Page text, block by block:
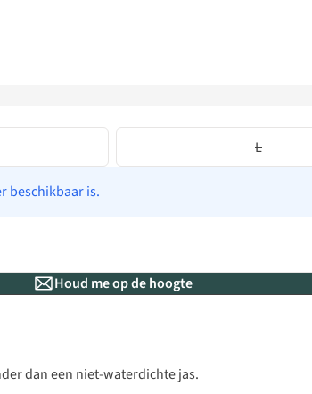
L
beschikbaar is.
Houd me op de hoogte
dan een niet-waterdichte jas.